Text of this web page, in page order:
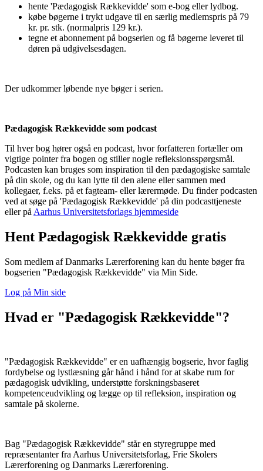
hente 'Pædagogisk Rækkevidde' som e-bog eller lydbog.
købe bøgerne i trykt udgave til en særlig medlemspris på 79
kr. pr. stk. (normalpris 129 kr.).
tegne et abonnement på bogserien og få bøgerne leveret til
døren på udgivelsesdagen.
Der udkommer løbende nye bøger i serien.
Pædagogisk Rækkevidde som podcast
Til hver bog hører også en podcast, hvor forfatteren fortæller om
vigtige pointer fra bogen og stiller nogle refleksionsspørgsmål.
Podcasten kan bruges som inspiration til den pædagogiske samtale
på din skole, og du kan lytte til den alene eller sammen med
kollegaer, f.eks. på et fagteam- eller lærermøde. Du finder podcasten
ved at søge på 'Pædagogisk Rækkevidde' på din podcasttjeneste
eller på Aarhus Universitetsforlags hjemmeside
Hent Pædagogisk Rækkevidde gratis
Som medlem af Danmarks Lærerforening kan du hente bøger fra
bogserien "Pædagogisk Rækkevidde" via Min Side.
Log på Min side
Hvad er "Pædagogisk Rækkevidde"?
"Pædagogisk Rækkevidde" er en uafhængig bogserie, hvor faglig
fordybelse og lystlæsning går hånd i hånd for at skabe rum for
pædagogisk udvikling, understøtte forskningsbaseret
kompetenceudvikling og lægge op til refleksion, inspiration og
samtale på skolerne.
Bag "Pædagogisk Rækkevidde" står en styregruppe med
repræsentanter fra Aarhus Universitetsforlag, Frie Skolers
Lærerforening og Danmarks Lærerforening.